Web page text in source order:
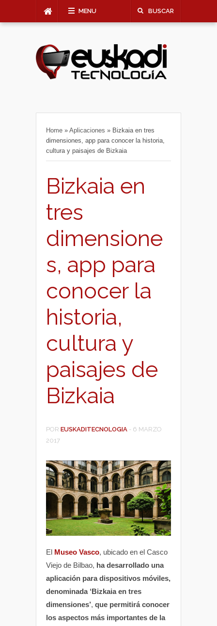
MENU BUSCAR
Home » Aplicaciones » Bizkaia en tres
dimensiones, app para conocer la historia,
cultura y paisajes de Bizkaia
Bizkaia en
tres
dimensione
s, app para
conocer la
historia,
cultura y
paisajes de
Bizkaia
POR EUSKADITECNOLOGIA - 6 MARZO
2017
El Museo Vasco, ubicado en el Casco
Viejo de Bilbao, ha desarrollado una
aplicación para dispositivos móviles,
denominada ‘Bizkaia en tres
dimensiones’, que permitirá conocer
los aspectos más importantes de la